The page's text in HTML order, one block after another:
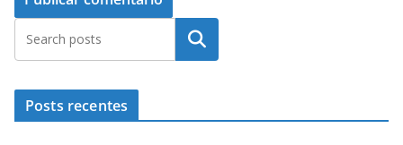
Pesquisar
Posts recentes